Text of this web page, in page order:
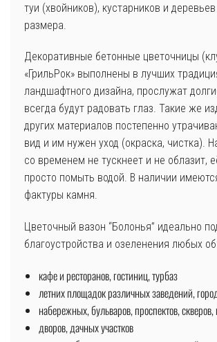
туи (хвойников), кустарников и
размера.
Декоративные бетонные цветочницы
«ГрильРок» выполнены в лучших
ландшафтного дизайна, прослужат
всегда будут радовать глаз. Такие же
других материалов постепенно
вид и им нужен уход (окраска, чистка).
со временем не тускнеет и не облазит,
просто помыть водой. В наличии
фактуры камня.
Цветочный вазон “Болонья” идеально
благоустройства и озеленения любых
кафе и ресторанов, гостиниц, турбаз
летних площадок различных заведений,
набережных, бульваров, проспектов,
дворов, дачных участков